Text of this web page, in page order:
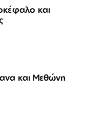
και
και Μεθώνη